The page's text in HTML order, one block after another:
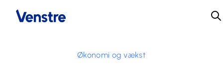
Økonomi og vækst